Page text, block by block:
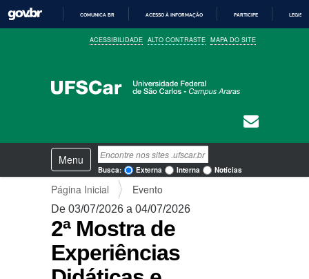
R
A
O
D
O
COMUNICA BR ACESSO À INFORMAÇÃO PARTICIPE
ACESSIBILIDADE ALTO CONTRASTE MAPA DO SITE
Busca
Busca Avançada…
Busca: Externa Interna Notícias
v
Toggle navigation
Página Inicial Evento
De 03/07/2026 a 04/07/2026
2ª Mostra de
Experiências